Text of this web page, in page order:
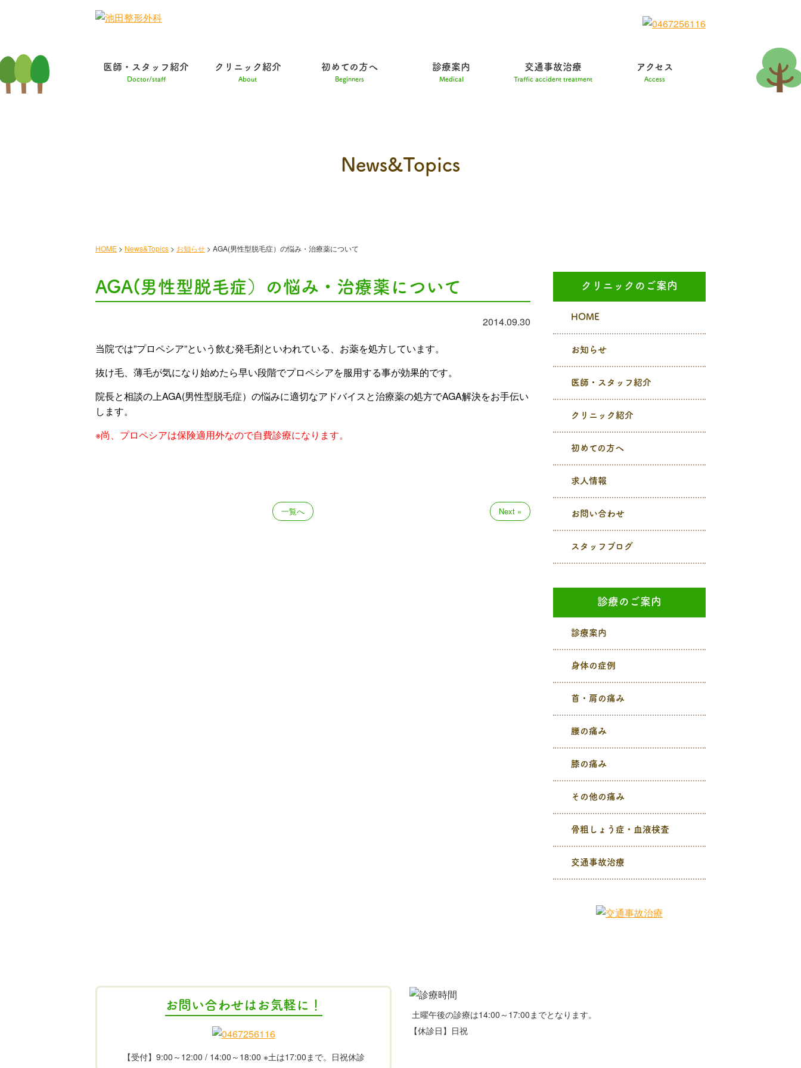
医師・スタッフ紹介
Doctor/staff
クリニック紹介
About
初めての方へ
Beginners
診療案内
Medical
交通事故治療
Traffic accident treatment
アクセス
Access
News&Topics
HOME > News&Topics > お知らせ > AGA(男性型脱毛症）の悩み・治療薬について
AGA(男性型脱毛症）の悩み・治療薬について
2014.09.30
当院では”プロペシア”という飲む発毛剤といわれている、お薬を処方しています。
抜け毛、薄毛が気になり始めたら早い段階でプロペシアを服用する事が効果的です。
院長と相談の上AGA(男性型脱毛症）の悩みに適切なアドバイスと治療薬の処方でAGA解決をお手伝い
します。
※尚、プロペシアは保険適用外なので自費診療になります。
一覧へ Next »
クリニックのご案内
HOME
お知らせ
医師・スタッフ紹介
クリニック紹介
初めての方へ
求人情報
お問い合わせ
スタッフブログ
診療のご案内
診療案内
身体の症例
首・肩の痛み
腰の痛み
膝の痛み
その他の痛み
骨粗しょう症・血液検査
交通事故治療
お問い合わせはお気軽に！
【受付】9:00～12:00 / 14:00～18:00 ※土は17:00まで。日祝休診
土曜午後の診療は14:00～17:00までとなります。
【休診日】日祝